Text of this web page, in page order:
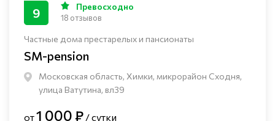
Частные дома престарелых и пансионаты
SM-pension
Московская область, Химки, микрорайон Сходня,
улица Ватутина, вл39
9 Превосходно
18 отзывов
от1 000 ₽ / сутки